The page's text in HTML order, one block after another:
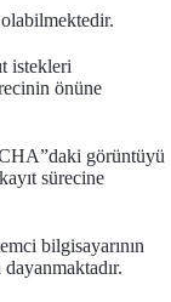
istekleri
önüne
görüntüyü
sürecine
bilgisayarının